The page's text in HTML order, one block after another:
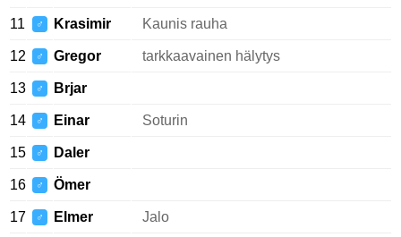
11 ♂ Krasimir Kaunis rauha
12 ♂ Gregor tarkkaavainen hälytys
13 ♂ Brjar
14 ♂ Einar Soturin
15 ♂ Daler
16 ♂ Ömer
17 ♂ Elmer Jalo